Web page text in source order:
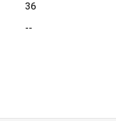
36
--